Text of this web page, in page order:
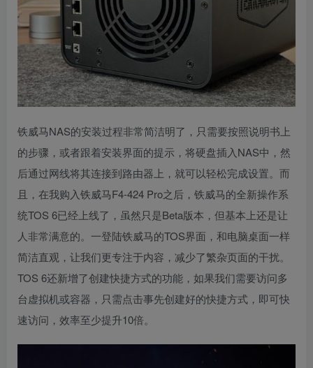
铁威马NAS的安装过程非常简洁明了，只需要按照说明书上
的步骤，或者跟着安装界面的提示，将硬盘插入NAS中，然
后通过网线将其连接到路由器上，就可以轻松完成设置。而
且，在我购入铁威马F4-424 Pro之后，铁威马的全新操作系
统TOS 6已经上线了，虽然只是Beta版本，但基本上还是让
人非常满意的。一登陆铁威马的TOS界面，和电脑桌面一样
简洁直观，让我们更专注于内容，减少了繁杂页面的干扰。
TOS 6还新增了创建快捷方式的功能，如果我们需要访问多
台虚拟机或容器，只需点击事先创建好的快捷方式，即可快
速访问，效率至少提升10倍。